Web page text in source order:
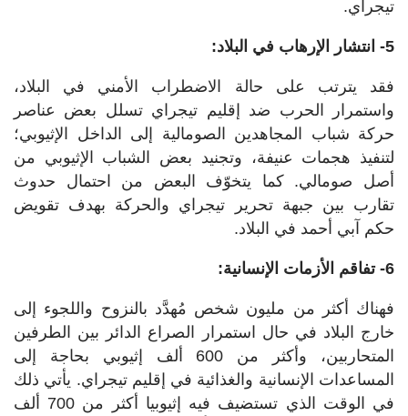
تيجراي.
5- انتشار الإرهاب في البلاد:
فقد يترتب على حالة الاضطراب الأمني في البلاد،
واستمرار الحرب ضد إقليم تيجراي تسلل بعض عناصر
حركة شباب المجاهدين الصومالية إلى الداخل الإثيوبي؛
لتنفيذ هجمات عنيفة، وتجنيد بعض الشباب الإثيوبي من
أصل صومالي. كما يتخوّف البعض من احتمال حدوث
تقارب بين جبهة تحرير تيجراي والحركة بهدف تقويض
حكم آبي أحمد في البلاد.
6- تفاقم الأزمات الإنسانية:
فهناك أكثر من مليون شخص مُهدَّد بالنزوح واللجوء إلى
خارج البلاد في حال استمرار الصراع الدائر بين الطرفين
المتحاربين، وأكثر من 600 ألف إثيوبي بحاجة إلى
المساعدات الإنسانية والغذائية في إقليم تيجراي. يأتي ذلك
في الوقت الذي تستضيف فيه إثيوبيا أكثر من 700 ألف